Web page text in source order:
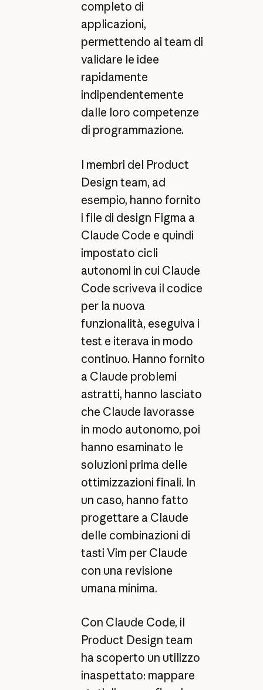
completo di
applicazioni,
permettendo ai team di
validare le idee
rapidamente
indipendentemente
dalle loro competenze
di programmazione.
I membri del Product
Design team, ad
esempio, hanno fornito
i file di design Figma a
Claude Code e quindi
impostato cicli
autonomi in cui Claude
Code scriveva il codice
per la nuova
funzionalità, eseguiva i
test e iterava in modo
continuo. Hanno fornito
a Claude problemi
astratti, hanno lasciato
che Claude lavorasse
in modo autonomo, poi
hanno esaminato le
soluzioni prima delle
ottimizzazioni finali. In
un caso, hanno fatto
progettare a Claude
delle combinazioni di
tasti Vim per Claude
con una revisione
umana minima.
Con Claude Code, il
Product Design team
ha scoperto un utilizzo
inaspettato: mappare